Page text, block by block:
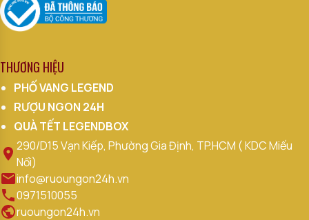
THƯƠNG HIỆU
PHỐ VANG LEGEND
RƯỢU NGON 24H
QUÀ TẾT LEGENDBOX
290/D15 Vạn Kiếp, Phường Gia Định, TP.HCM ( KDC Miếu
Nổi)
info@ruoungon24h.vn
0971510055
ruoungon24h.vn